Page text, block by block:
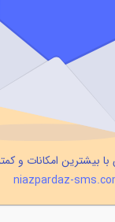
بیشترین امکانات و
niazpardaz-